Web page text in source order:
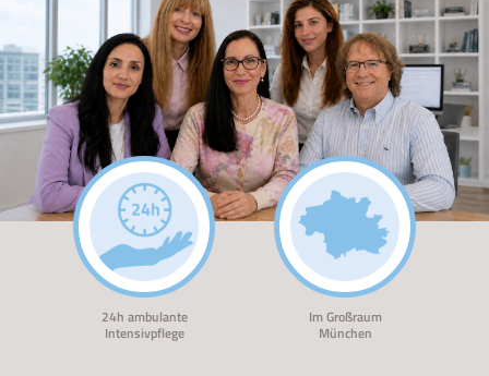
24h ambulante
Intensivpflege
Im Großraum
München